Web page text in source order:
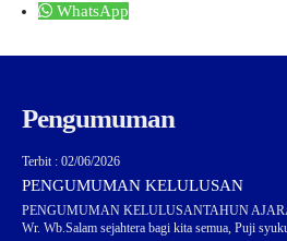
WhatsApp
Pengumuman
Terbit : 02/06/2026
PENGUMUMAN KELULUSAN
PENGUMUMAN KELULUSANTAHUN
Wr. Wb.Salam sejahtera bagi kita semua, Puji